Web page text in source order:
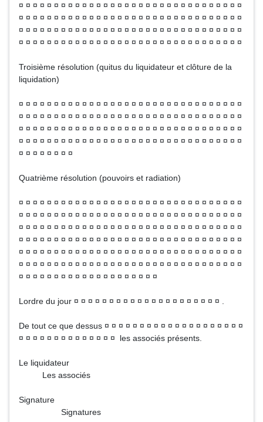
¤ ¤ ¤ ¤ ¤ ¤ ¤ ¤ ¤ ¤ ¤ ¤ ¤ ¤ ¤ ¤ ¤ ¤ ¤ ¤ ¤ ¤ ¤ ¤ ¤ ¤ ¤ ¤ ¤ ¤ ¤ ¤
¤ ¤ ¤ ¤ ¤ ¤ ¤ ¤ ¤ ¤ ¤ ¤ ¤ ¤ ¤ ¤ ¤ ¤ ¤ ¤ ¤ ¤ ¤ ¤ ¤ ¤ ¤ ¤ ¤ ¤ ¤ ¤
¤ ¤ ¤ ¤ ¤ ¤ ¤ ¤ ¤ ¤ ¤ ¤ ¤ ¤ ¤ ¤ ¤ ¤ ¤ ¤ ¤ ¤ ¤ ¤ ¤ ¤ ¤ ¤ ¤ ¤ ¤ ¤
¤ ¤ ¤ ¤ ¤ ¤ ¤ ¤ ¤ ¤ ¤ ¤ ¤ ¤ ¤ ¤ ¤ ¤ ¤ ¤ ¤ ¤ ¤ ¤ ¤ ¤ ¤ ¤ ¤ ¤ ¤ ¤
Troisième résolution (quitus du liquidateur et clôture de la
liquidation)
¤ ¤ ¤ ¤ ¤ ¤ ¤ ¤ ¤ ¤ ¤ ¤ ¤ ¤ ¤ ¤ ¤ ¤ ¤ ¤ ¤ ¤ ¤ ¤ ¤ ¤ ¤ ¤ ¤ ¤ ¤ ¤
¤ ¤ ¤ ¤ ¤ ¤ ¤ ¤ ¤ ¤ ¤ ¤ ¤ ¤ ¤ ¤ ¤ ¤ ¤ ¤ ¤ ¤ ¤ ¤ ¤ ¤ ¤ ¤ ¤ ¤ ¤ ¤
¤ ¤ ¤ ¤ ¤ ¤ ¤ ¤ ¤ ¤ ¤ ¤ ¤ ¤ ¤ ¤ ¤ ¤ ¤ ¤ ¤ ¤ ¤ ¤ ¤ ¤ ¤ ¤ ¤ ¤ ¤ ¤
¤ ¤ ¤ ¤ ¤ ¤ ¤ ¤ ¤ ¤ ¤ ¤ ¤ ¤ ¤ ¤ ¤ ¤ ¤ ¤ ¤ ¤ ¤ ¤ ¤ ¤ ¤ ¤ ¤ ¤ ¤ ¤
¤ ¤ ¤ ¤ ¤ ¤ ¤ ¤
Quatrième résolution (pouvoirs et radiation)
¤ ¤ ¤ ¤ ¤ ¤ ¤ ¤ ¤ ¤ ¤ ¤ ¤ ¤ ¤ ¤ ¤ ¤ ¤ ¤ ¤ ¤ ¤ ¤ ¤ ¤ ¤ ¤ ¤ ¤ ¤ ¤
¤ ¤ ¤ ¤ ¤ ¤ ¤ ¤ ¤ ¤ ¤ ¤ ¤ ¤ ¤ ¤ ¤ ¤ ¤ ¤ ¤ ¤ ¤ ¤ ¤ ¤ ¤ ¤ ¤ ¤ ¤ ¤
¤ ¤ ¤ ¤ ¤ ¤ ¤ ¤ ¤ ¤ ¤ ¤ ¤ ¤ ¤ ¤ ¤ ¤ ¤ ¤ ¤ ¤ ¤ ¤ ¤ ¤ ¤ ¤ ¤ ¤ ¤ ¤
¤ ¤ ¤ ¤ ¤ ¤ ¤ ¤ ¤ ¤ ¤ ¤ ¤ ¤ ¤ ¤ ¤ ¤ ¤ ¤ ¤ ¤ ¤ ¤ ¤ ¤ ¤ ¤ ¤ ¤ ¤ ¤
¤ ¤ ¤ ¤ ¤ ¤ ¤ ¤ ¤ ¤ ¤ ¤ ¤ ¤ ¤ ¤ ¤ ¤ ¤ ¤ ¤ ¤ ¤ ¤ ¤ ¤ ¤ ¤ ¤ ¤ ¤ ¤
¤ ¤ ¤ ¤ ¤ ¤ ¤ ¤ ¤ ¤ ¤ ¤ ¤ ¤ ¤ ¤ ¤ ¤ ¤ ¤ ¤ ¤ ¤ ¤ ¤ ¤ ¤ ¤ ¤ ¤ ¤ ¤
¤ ¤ ¤ ¤ ¤ ¤ ¤ ¤ ¤ ¤ ¤ ¤ ¤ ¤ ¤ ¤ ¤ ¤ ¤ ¤
Lordre du jour ¤ ¤ ¤ ¤ ¤ ¤ ¤ ¤ ¤ ¤ ¤ ¤ ¤ ¤ ¤ ¤ ¤ ¤ ¤ ¤ ¤ .
De tout ce que dessus ¤ ¤ ¤ ¤ ¤ ¤ ¤ ¤ ¤ ¤ ¤ ¤ ¤ ¤ ¤ ¤ ¤ ¤ ¤ ¤
¤ ¤ ¤ ¤ ¤ ¤ ¤ ¤ ¤ ¤ ¤ ¤ ¤ ¤ les associés présents.
Le liquidateur
Les associés
Signature
Signatures